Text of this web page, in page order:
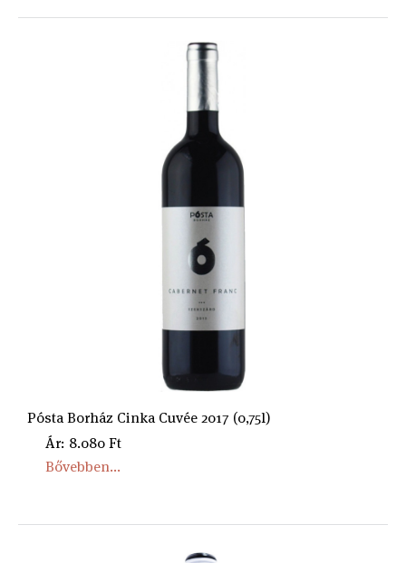
Pósta Borház Cinka Cuvée 2017 (0,75l)
Ár: 8.080 Ft
Bővebben...